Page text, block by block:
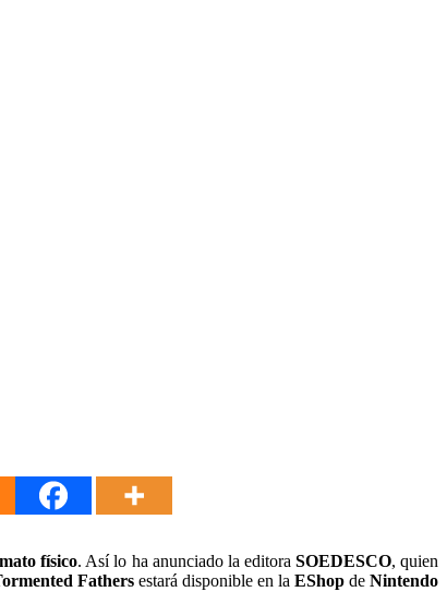
físico. Así lo ha anunciado la editora SOEDESCO, quien
Fathersestará disponible en laEShop deNintendo